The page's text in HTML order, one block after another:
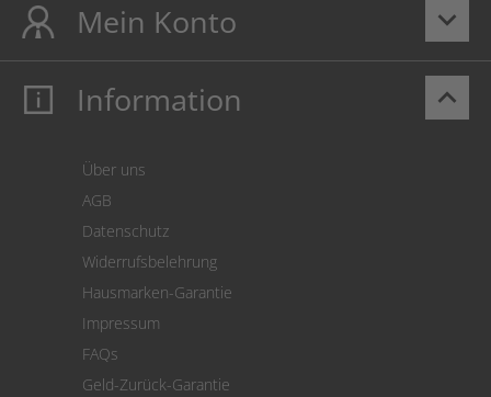
keyboard_arrow_down
Mein Konto
Mein Konto
Cookie Einstellungen
keyboard_arrow_up
Information
Über uns
AGB
Datenschutz
Widerrufsbelehrung
Hausmarken-Garantie
Impressum
FAQs
Geld-Zurück-Garantie